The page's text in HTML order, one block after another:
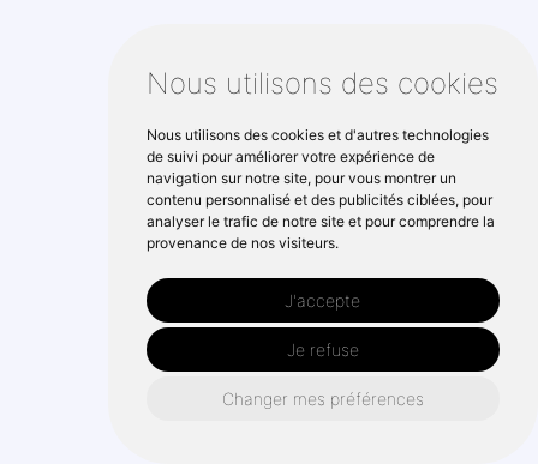
Nous utilisons des cookies
Nous utilisons des cookies et d'autres technologies
de suivi pour améliorer votre expérience de
navigation sur notre site, pour vous montrer un
contenu personnalisé et des publicités ciblées, pour
analyser le trafic de notre site et pour comprendre la
provenance de nos visiteurs.
J'accepte
Je refuse
Changer mes préférences